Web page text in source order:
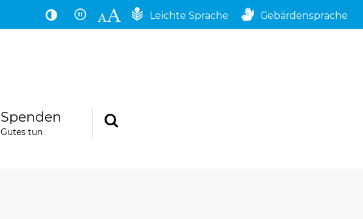
Leichte Sprache Gebärdensprache
Spenden
Gutes tun